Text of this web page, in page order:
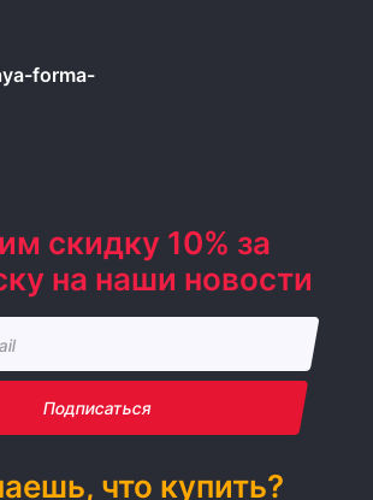
forma-
скидку 10% за
на наши новости
Подписаться
что купить?